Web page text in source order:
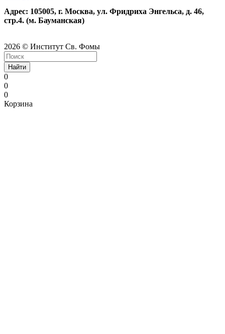
Адрес: 105005, г. Москва, ул. Фридриха Энгельса, д. 46,
стр.4. (м. Бауманская)
2026 © Институт Св. Фомы
Найти
0
0
0
Корзина